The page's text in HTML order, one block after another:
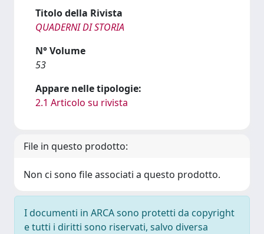
Titolo della Rivista
QUADERNI DI STORIA
N° Volume
53
Appare nelle tipologie:
2.1 Articolo su rivista
File in questo prodotto:
Non ci sono file associati a questo prodotto.
I documenti in ARCA sono protetti da copyright
e tutti i diritti sono riservati, salvo diversa